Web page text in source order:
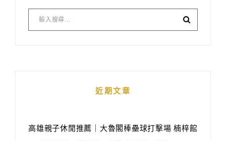
近期文章
高雄親子休閒推薦｜大魯閣棒壘球打擊場 楠梓館